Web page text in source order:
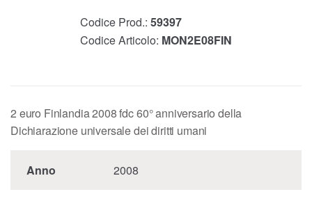
Codice Prod.: 59397
Codice Articolo: MON2E08FIN
2 euro Finlandia 2008 fdc 60° anniversario della
Dichiarazione universale dei diritti umani
Anno 2008